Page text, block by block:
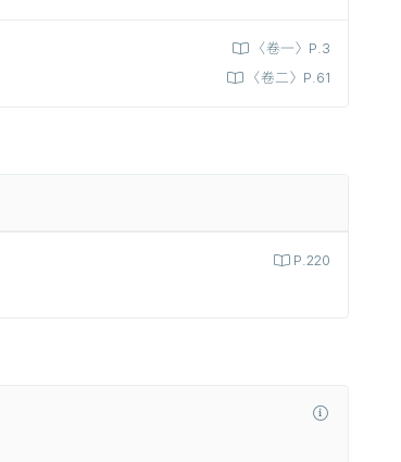
〈卷一〉P.3
〈卷二〉P.61
P.220